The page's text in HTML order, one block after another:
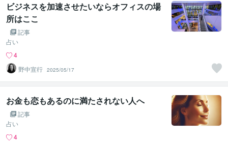
ビジネスを加速させたいならオフィスの場
所はここ
記事
占い
4
野中宣行 2025/05/17
お金も恋もあるのに満たされない人へ
記事
占い
4